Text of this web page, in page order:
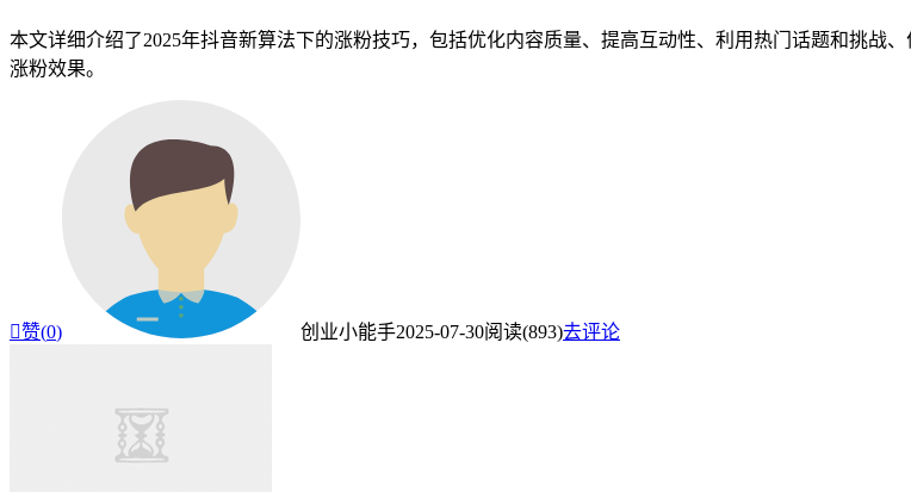
本文详细介绍了2025年抖音新算法下的涨粉技巧，包括优化内容质量、提高互动性、利用热门话题和挑战
涨粉效果。
赞(0) 创业小能手2025-07-30阅读(893)去评论